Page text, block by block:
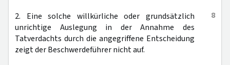
8
2. Eine solche willkürliche oder grundsätzlich
unrichtige Auslegung in der Annahme des
Tatverdachts durch die angegriffene Entscheidung
zeigt der Beschwerdeführer nicht auf.